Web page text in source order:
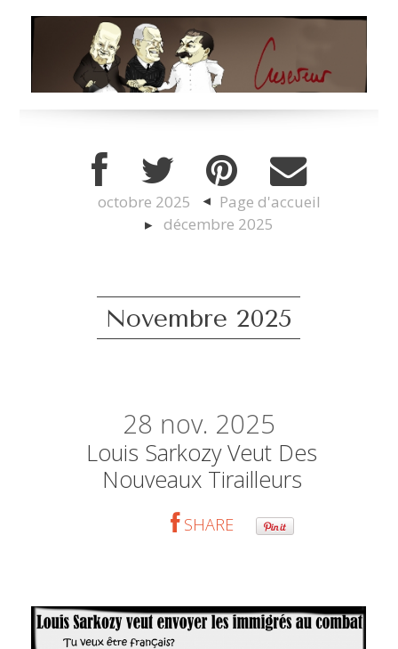
octobre 2025
Page d'accueil
décembre 2025
Novembre 2025
28 nov. 2025
Louis Sarkozy Veut Des
Nouveaux Tirailleurs
SHARE